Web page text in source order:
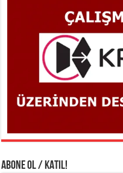
ABONE OL / KATIL!